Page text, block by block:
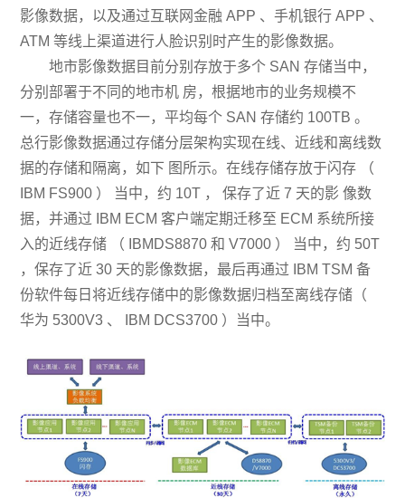
影像数据，以及通过互联网金融 APP 、手机银行 APP 、
ATM 等线上渠道进行人脸识别时产生的影像数据。
地市影像数据目前分别存放于多个 SAN 存储当中，
分别部署于不同的地市机 房，根据地市的业务规模不
一，存储容量也不一，平均每个 SAN 存储约 100TB 。
总行影像数据通过存储分层架构实现在线、近线和离线数
据的存储和隔离，如下 图所示。在线存储存放于闪存 （
IBM FS900 ） 当中，约 10T ， 保存了近 7 天的影 像数
据，并通过 IBM ECM 客户端定期迁移至 ECM 系统所接
入的近线存储 （ IBMDS8870 和 V7000 ） 当中，约 50T
，保存了近 30 天的影像数据，最后再通过 IBM TSM 备
份软件每日将近线存储中的影像数据归档至离线存储（
华为 5300V3 、 IBM DCS3700 ）当中。